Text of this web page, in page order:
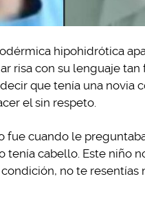
hipohidrótica
risa con su lenguaje
que tenía una novia
el sin respeto.
fue cuando le
tenía cabello. Este niño
no te resentías